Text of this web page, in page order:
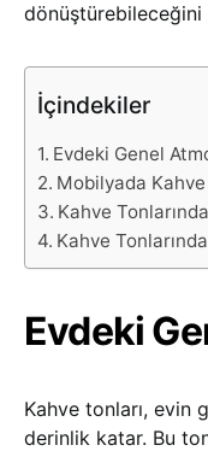
İçindekiler
Evdeki Genel
Mobilyada Kahve
Kahve
Kahve
Evdeki
Kahve tonları, evin
derinlik katar. Bu